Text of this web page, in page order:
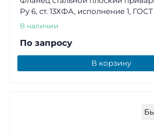
Ру 6, ст. 13ХФА, исполнение 1,
В наличии
По запросу
В корзину